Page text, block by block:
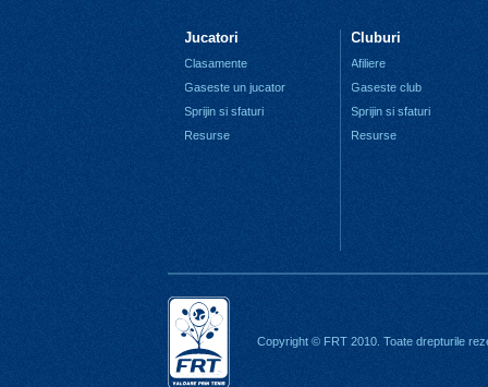
Jucatori
Clasamente
Gaseste un jucator
Sprijin si sfaturi
Resurse
Cluburi
Afiliere
Gaseste club
Sprijin si sfaturi
Resurse
Copyright © FRT 2010. Toate drepturile